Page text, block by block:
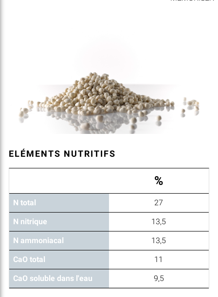
ELÉMENTS NUTRITIFS
%
N total 27
N nitrique 13,5
N ammoniacal 13,5
CaO total 11
CaO soluble dans l'eau 9,5